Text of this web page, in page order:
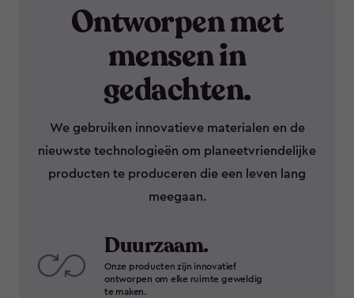
Ontworpen met
mensen in
gedachten.
We gebruiken innovatieve materialen en de
nieuwste technologieën om planeetvriendelijke
producten te produceren die een leven lang
meegaan.
Duurzaam.
Onze producten zijn innovatief
ontworpen om elke ruimte geweldig
te maken.